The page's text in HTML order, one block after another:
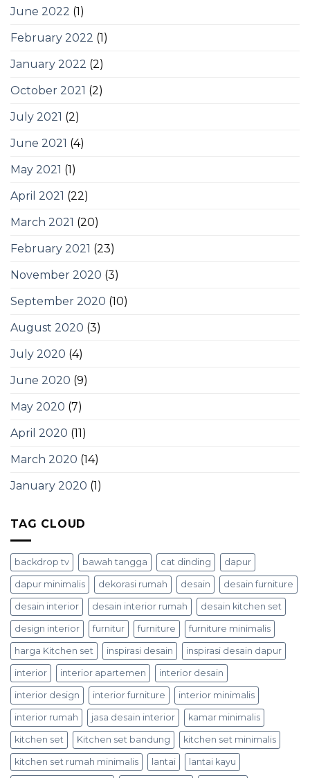
June 2022 (1)
February 2022 (1)
January 2022 (2)
October 2021 (2)
July 2021 (2)
June 2021 (4)
May 2021 (1)
April 2021 (22)
March 2021 (20)
February 2021 (23)
November 2020 (3)
September 2020 (10)
August 2020 (3)
July 2020 (4)
June 2020 (9)
May 2020 (7)
April 2020 (11)
March 2020 (14)
January 2020 (1)
TAG CLOUD
backdrop tv bawah tangga cat dinding dapur
dapur minimalis dekorasi rumah desain desain furniture
desain interior desain interior rumah desain kitchen set
design interior furnitur furniture furniture minimalis
harga Kitchen set inspirasi desain inspirasi desain dapur
interior interior apartemen interior desain
interior design interior furniture interior minimalis
interior rumah jasa desain interior kamar minimalis
kitchen set Kitchen set bandung kitchen set minimalis
kitchen set rumah minimalis lantai lantai kayu